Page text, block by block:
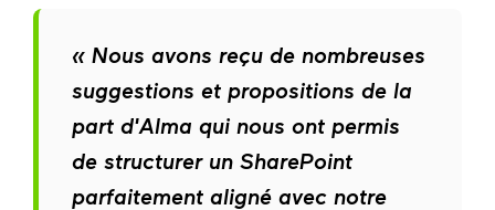
« Nous avons reçu de nombreuses
suggestions et propositions de la
part d'Alma qui nous ont permis
de structurer un SharePoint
parfaitement aligné avec notre